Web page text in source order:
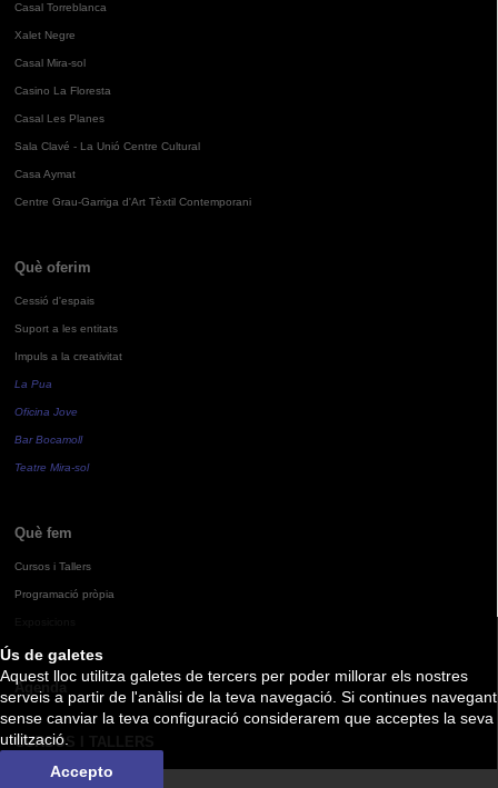
Ús de galetes
Aquest lloc utilitza galetes de tercers per poder millorar els nostres
serveis a partir de l'anàlisi de la teva navegació. Si continues navegant
sense canviar la teva configuració considerarem que acceptes la seva
utilització.
Accepto
Casal Torreblanca
Xalet Negre
Casal Mira-sol
Casino La Floresta
Casal Les Planes
Sala Clavé - La Unió Centre Cultural
Casa Aymat
Centre Grau-Garriga d'Art Tèxtil Contemporani
Què oferim
Cessió d'espais
Suport a les entitats
Impuls a la creativitat
La Pua
Oficina Jove
Bar Bocamoll
Teatre Mira-sol
Què fem
Cursos i Tallers
Programació pròpia
Agenda
CURSOS I TALLERS